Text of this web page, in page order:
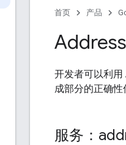
首页 产品
开发者可以利
成部分的正确性
服务：